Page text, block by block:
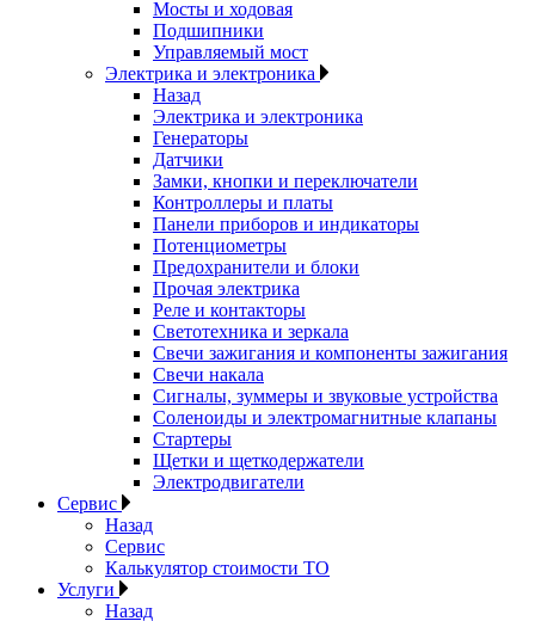
Мосты и ходовая
Подшипники
Управляемый мост
Электрика и электроника
Назад
Электрика и электроника
Генераторы
Датчики
Замки, кнопки и переключатели
Контроллеры и платы
Панели приборов и индикаторы
Потенциометры
Предохранители и блоки
Прочая электрика
Реле и контакторы
Светотехника и зеркала
Свечи зажигания и компоненты зажигания
Свечи накала
Сигналы, зуммеры и звуковые устройства
Соленоиды и электромагнитные клапаны
Стартеры
Щетки и щеткодержатели
Электродвигатели
Сервис
Назад
Сервис
Калькулятор стоимости ТО
Услуги
Назад